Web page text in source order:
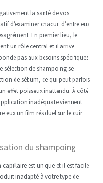
la santé de vos
d’examiner chacun d’entre eux
En premier lieu, le
un rôle central et il arrive
pas aux besoins spécifiques
sélection de shampoing se
de sébum, ce qui peut parfois
effet poisseux inattendu. À côté
inadéquate viennent
eux un film résiduel sur le cuir
du shampoing
est unique et il est facile
inadapté à votre type de